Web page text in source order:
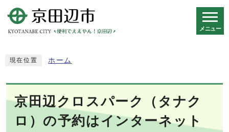
メニュー
現在位置 ホーム
京田辺クロスパーク（タナク
ロ）の予約はインターネット